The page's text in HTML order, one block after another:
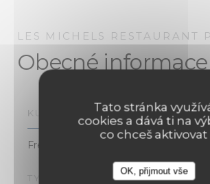
Tato stránka
cookies a dává ti na
co chceš aktivovat
OK, přijmout vše
LES MICHELS RESTAURANT
Obecné informace
KUCHYNĚ
French Gourmet Cuisine
TYP PODNIKU